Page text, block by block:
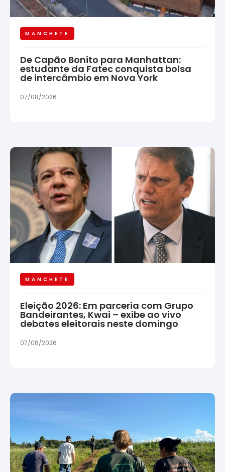
MANCHETE
De Capão Bonito para Manhattan:
estudante da Fatec conquista bolsa
de intercâmbio em Nova York
07/08/2026
MANCHETE
Eleição 2026: Em parceria com Grupo
Bandeirantes, Kwai – exibe ao vivo
debates eleitorais neste domingo
07/08/2026